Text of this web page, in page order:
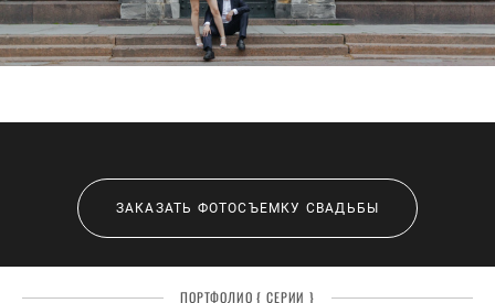
ЗАКАЗАТЬ ФОТОСЪЕМКУ СВАДЬБЫ
ПОРТФОЛИО { СЕРИИ }